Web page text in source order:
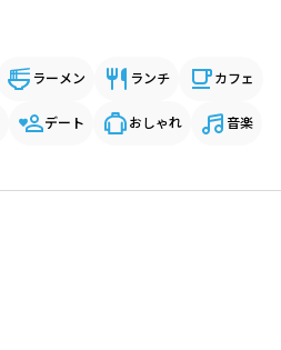
ラーメン ランチ カフェ
デート おしゃれ 音楽